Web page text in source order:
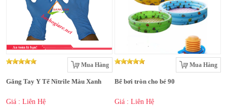
Mua Hàng
Găng Tay Y Tế Nitrile Màu Xanh
Giá : Liên Hệ
Mua Hàng
Bể bơi tròn cho bé 90
Giá : Liên Hệ